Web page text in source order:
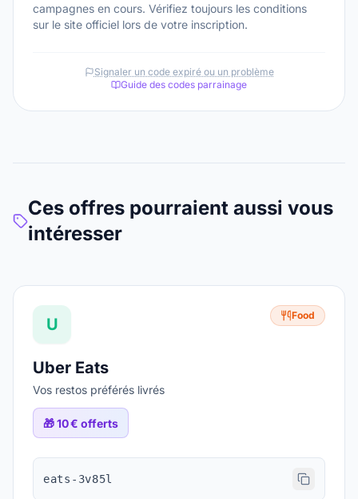
campagnes en cours. Vérifiez toujours les conditions
sur le site officiel lors de votre inscription.
Signaler un code expiré ou un problème
Guide des codes parrainage
Ces offres pourraient aussi vous
intéresser
U Food
Uber Eats
Vos restos préférés livrés
🎁10 € offerts
eats-3v85l